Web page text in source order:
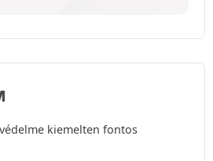
kiemelten fontos